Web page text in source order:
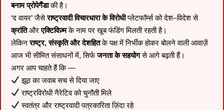
बनाम प्रोपेगैंडाकी है।
‘द वायर’ जैसेराष्ट्रवादी विचारधारा के विरोधीप्लेटफॉर्म्स को देश–विदेश से
क्रांतिऔरएक्टिविज़्मके नाम पर खूब फंडिंग मिलती रहती है।
लेकिनराष्ट्र, संस्कृति और देशहितके पक्ष में निर्भीक होकर बोलने वाली आवाज़ें
आज भी सीमित संसाधनों में, सिर्फजनता के सहयोगसे आगे बढ़ती हैं।
अगर आप चाहते हैं कि —
झूठ का जवाब सच से दिया जाए
राष्ट्रविरोधी नैरेटिव को चुनौती मिले
स्वतंत्र और राष्ट्रवादी पत्रकारिता ज़िंदा रहे